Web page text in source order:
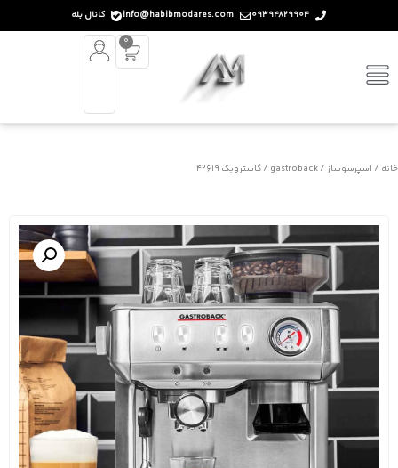
09394829904
info@habibmodares.com
کانال بله
0
خانه / اسپرسوساز /
gastroback / گاستروبک 42619